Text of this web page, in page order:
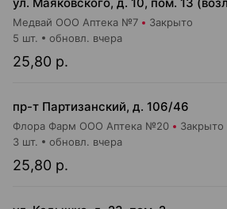
Медвай ООО Аптека №7 Закрыто
25,80 р.
5 шт. обновл. вчера
пр-т Партизанский, д. 106/46
Флора Фарм ООО Аптека №20 Закрыто
25,80 р.
3 шт. обновл. вчера